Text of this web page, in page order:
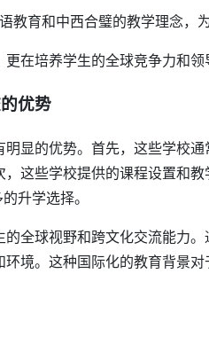
教育和中西合璧的教学理念，
在培养学生的全球竞争力和领
优势
显的优势。首先，这些学校
这些学校提供的课程设置和
升学选择。
全球视野和跨文化交流能力
境。这种国际化的教育背景